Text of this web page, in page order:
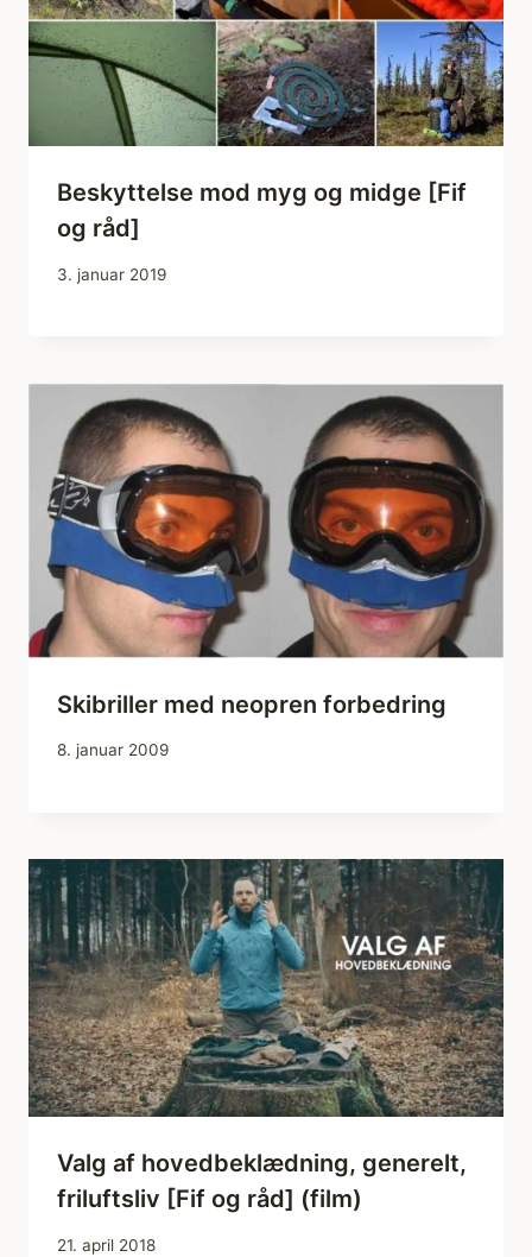
Beskyttelse mod myg og midge [Fif
og råd]
3. januar 2019
Skibriller med neopren forbedring
8. januar 2009
Valg af hovedbeklædning, generelt,
friluftsliv [Fif og råd] (film)
21. april 2018